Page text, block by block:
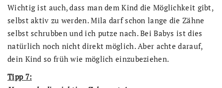
Wichtig ist auch, dass man dem Kind die Möglichkeit gibt,
selbst aktiv zu werden. Mila darf schon lange die Zähne
selbst schrubben und ich putze nach. Bei Babys ist dies
natürlich noch nicht direkt möglich. Aber achte darauf,
dein Kind so früh wie möglich einzubeziehen.
Tipp 7: